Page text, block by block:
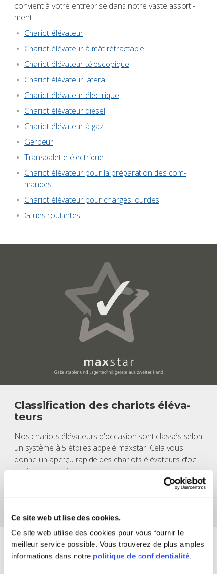
Ce site web utilise des cookies.
Ce site web utilise des cookies pour vous fournir le
meilleur service possible. Vous trouverez de plus amples
informations dans notre politique de confidentialité.
convient à votre entre­prise dans notre vaste assor­ti­
ment :
Cha­riot élé­va­teur
Cha­riot élé­va­teur à mât rétrac­table
Cha­riot élé­va­teur téles­co­pique
Cha­riot élé­va­teur late­ral
Cha­riot élé­va­teur élec­trique
Cha­riot élé­va­teur die­sel
Cha­riot élé­va­teur à gaz
Ger­beur
Trans­pa­lette élec­trique
Cha­riot élé­va­teur pour la pré­pa­ra­tion des com­
mandes
Cha­riot élé­va­teur pour charges lourdes
Grues rou­lantes
Clas­si­fi­ca­tion des cha­riots élé­va­
teurs
Nos cha­riots élé­va­teurs d'oc­ca­sion sont clas­sés selon
un sys­tème à 5 étoiles appelé maxs­tar. Cela vous
donne un aperçu rapide des cha­riots élé­va­teurs d'oc­
ca­sion pro­po­sés.
une liste détaillée de nos maxs­tar.
Vous pou­vez voir quels cri­tères doivent être rem­plis
Que dois-je recher­cher lors de
l'achat d'un cha­riot élé­va­teur d'oc­